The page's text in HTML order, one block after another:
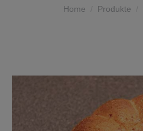
Home Produkte